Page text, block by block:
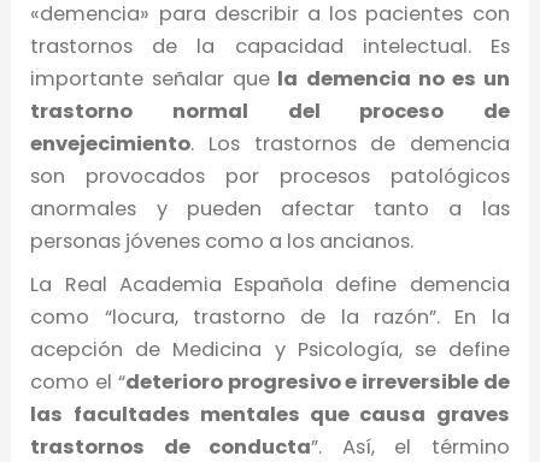
«demencia» para describir a los pacientes con
trastornos de la capacidad intelectual. Es
importante señalar que la demencia no es un
trastorno normal del proceso de
envejecimiento. Los trastornos de demencia
son provocados por procesos patológicos
anormales y pueden afectar tanto a las
personas jóvenes como a los ancianos.
La Real Academia Española define demencia
como “locura, trastorno de la razón”. En la
acepción de Medicina y Psicología, se define
como el “deterioro progresivo e irreversible de
las facultades mentales que causa graves
trastornos de conducta”. Así, el término